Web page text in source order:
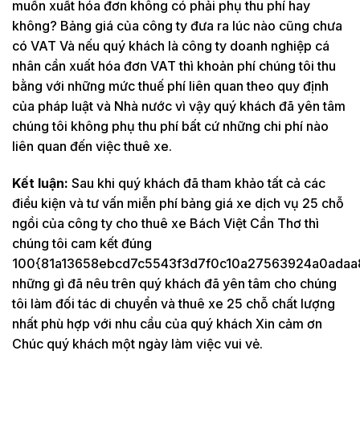
muốn xuất hóa đơn không có phải phụ thu phí hay
không? Bảng giá của công ty đưa ra lúc nào cũng chưa
có VAT Và nếu quý khách là công ty doanh nghiệp cá
nhân cần xuất hóa đơn VAT thì khoản phí chúng tôi thu
bằng với những mức thuế phí liên quan theo quy định
của pháp luật và Nhà nước vì vậy quý khách đã yên tâm
chúng tôi không phụ thu phí bất cứ những chi phí nào
liên quan đến việc thuê xe.
Kết luận: Sau khi quý khách đã tham khảo tất cả các
điều kiện và tư vấn miễn phí bảng giá xe dịch vụ 25 chỗ
ngồi của công ty cho thuê xe Bách Việt Cần Thơ thì
chúng tôi cam kết đúng
những gì đã nêu trên quý khách đã yên tâm cho chúng
tôi làm đối tác di chuyển và thuê xe 25 chỗ chất lượng
nhất phù hợp với nhu cầu của quý khách Xin cảm ơn
Chúc quý khách một ngày làm việc vui vẻ.